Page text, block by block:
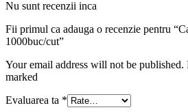
Nu sunt recenzii inca
Fii primul ca adauga o recenzie pentru
1000buc/cut”
Your email address will not be published.
marked
Evaluarea ta *